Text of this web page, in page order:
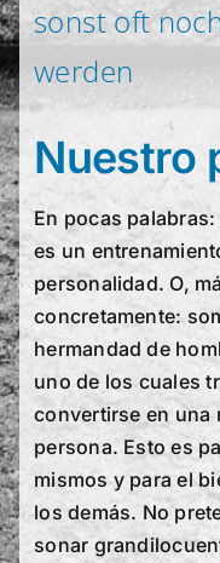
sonst oft
werden
Nuestro
En pocas
es un
personalidad. O,
concretamente:
hermandad de
uno de los cuales
convertirse en una
persona. Esto es
mismos y para el
los demás. No
sonar